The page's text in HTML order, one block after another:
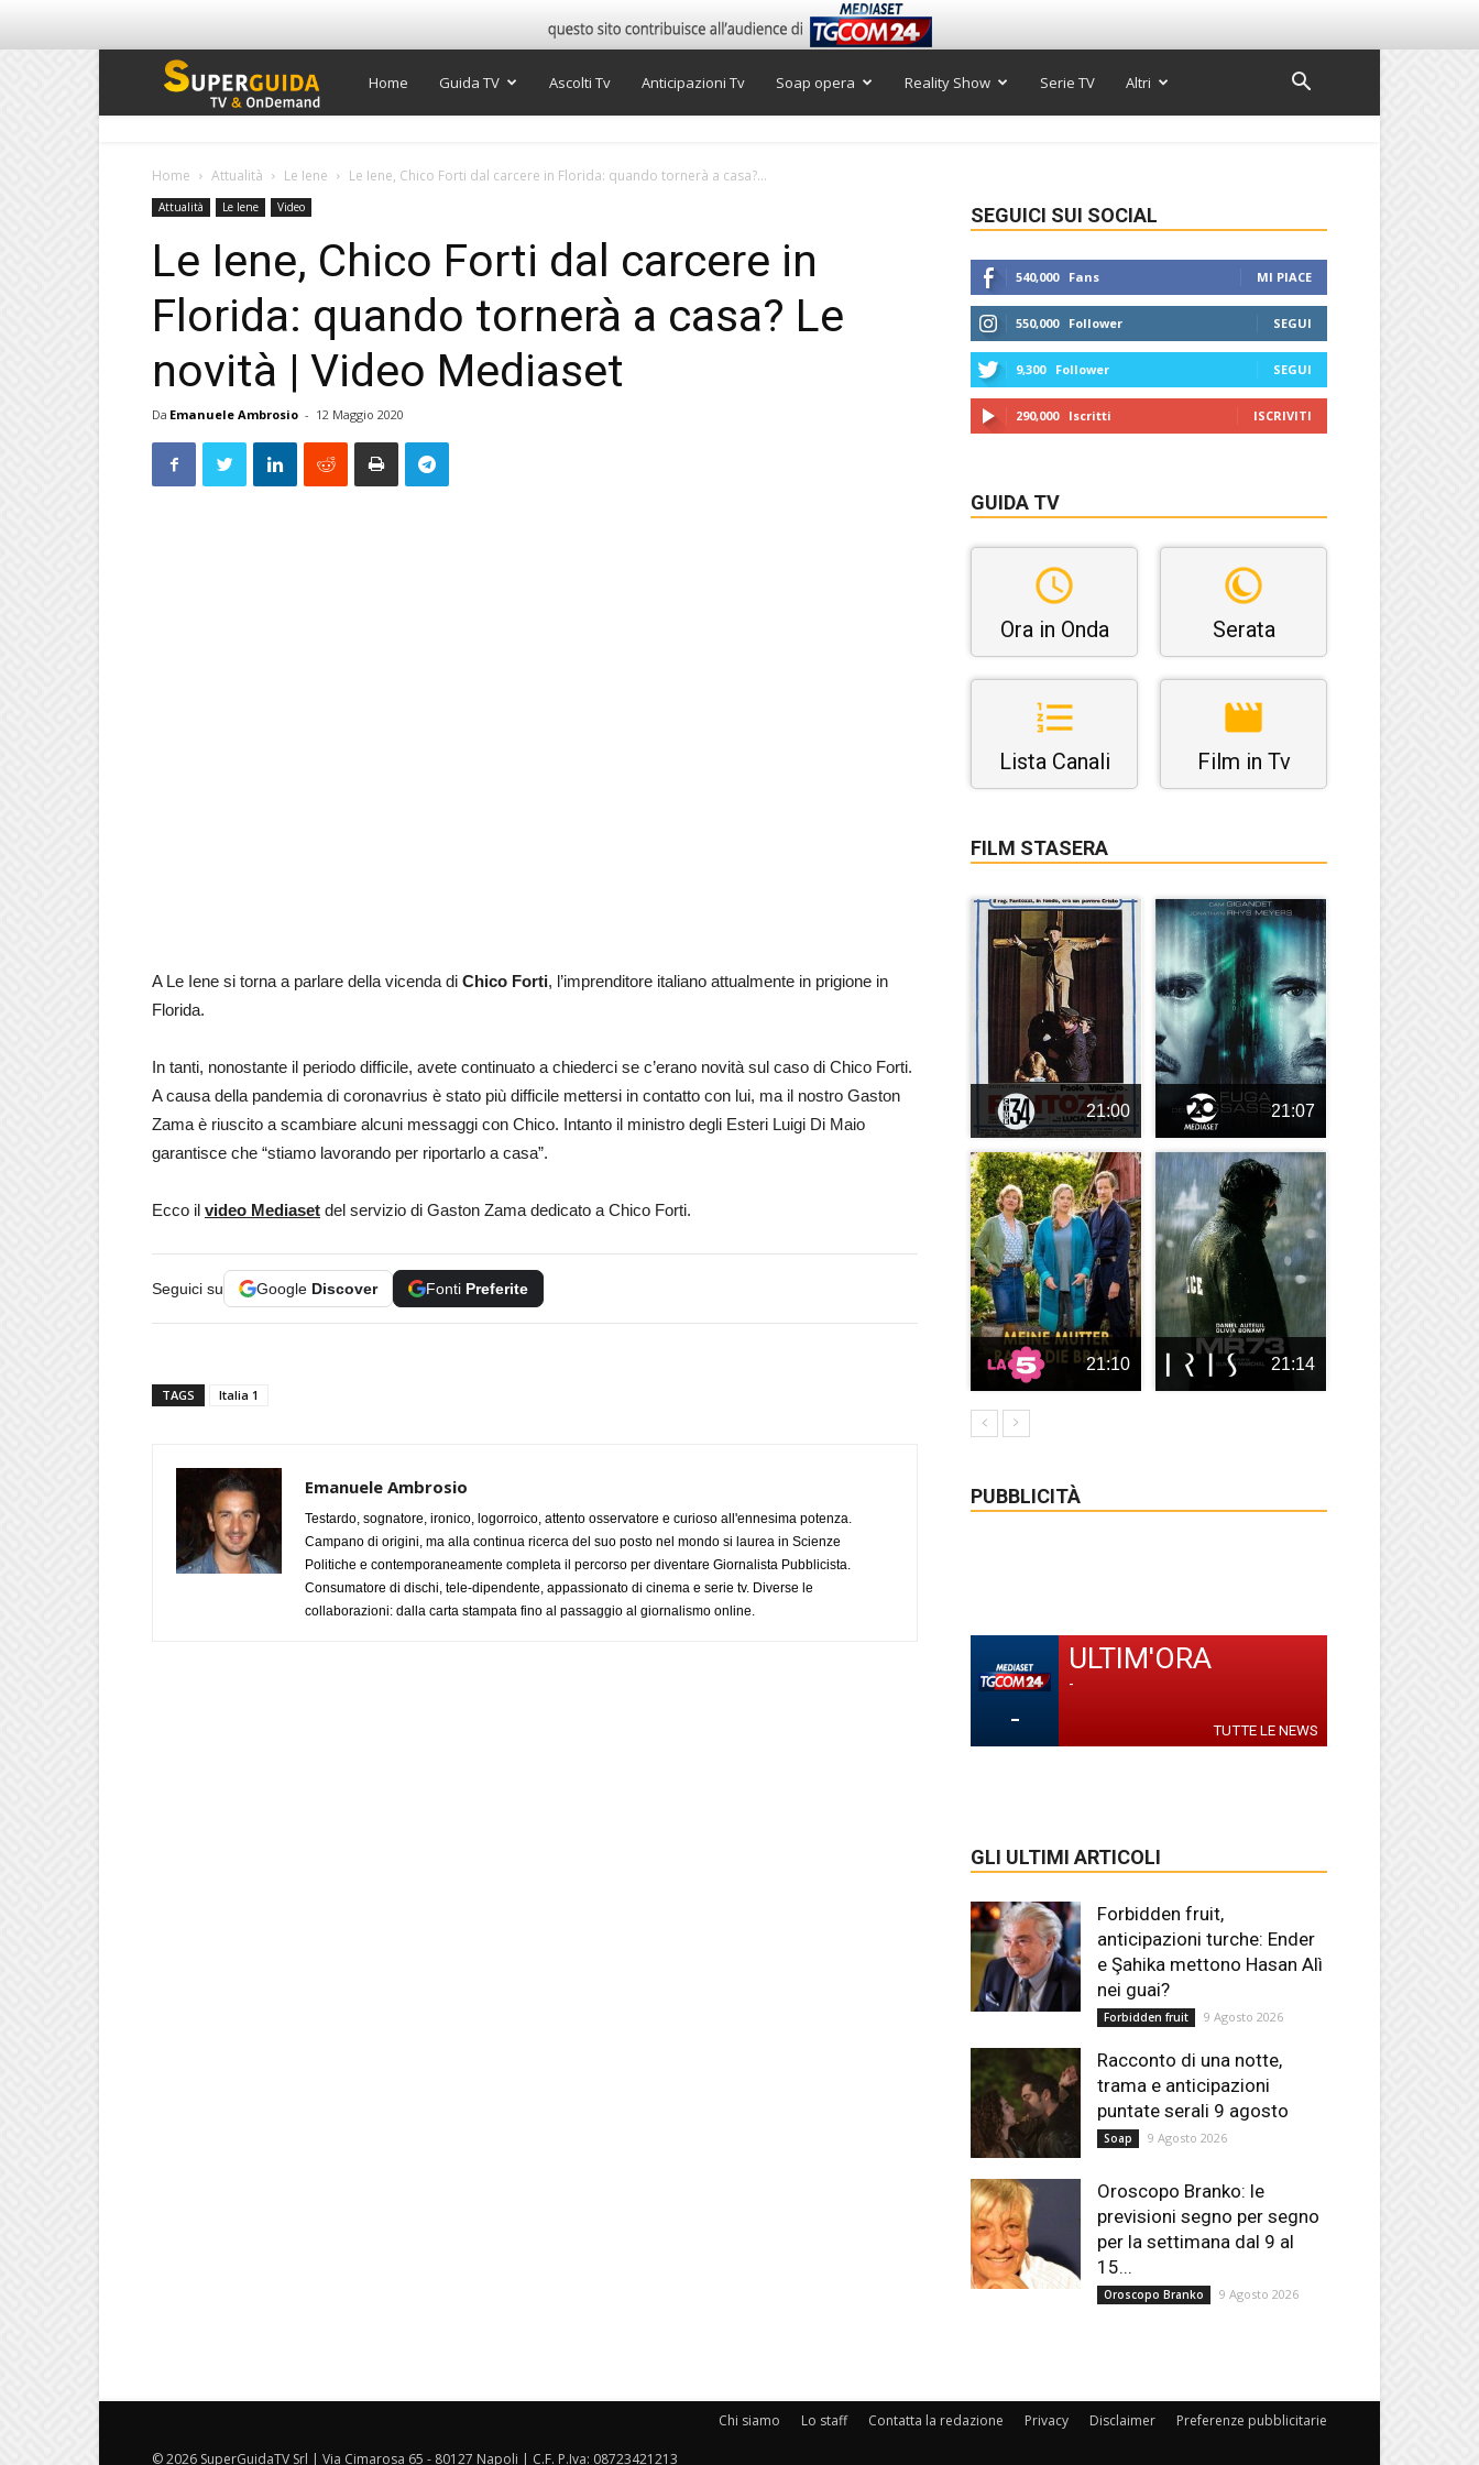
Super
Home Guida TV Ascolti Tv Anticipazioni Tv Soap opera Reality Show Serie TV Altri
Home Attualità Le Iene Le Iene, Chico Forti dal carcere in Florida: quando tornerà a casa?...
Attualità Le Iene Video
Le Iene, Chico Forti dal carcere in
Florida: quando tornerà a casa? Le
novità | Video Mediaset
Da Emanuele Ambrosio - 12 Maggio 2020
A Le Iene si torna a parlare della vicenda di Chico Forti, l’imprenditore italiano attualmente in prigione in
Florida.
In tanti, nonostante il periodo difficile, avete continuato a chiederci se c’erano novità sul caso di Chico Forti.
A causa della pandemia di coronavrius è stato più difficile mettersi in contatto con lui, ma il nostro Gaston
Zama è riuscito a scambiare alcuni messaggi con Chico. Intanto il ministro degli Esteri Luigi Di Maio
garantisce che “stiamo lavorando per riportarlo a casa”.
Ecco il video Mediaset del servizio di Gaston Zama dedicato a Chico Forti.
Seguici su Google Discover Fonti Preferite
TAGS Italia 1
Emanuele Ambrosio
Testardo, sognatore, ironico, logorroico, attento osservatore e curioso all'ennesima potenza.
Campano di origini, ma alla continua ricerca del suo posto nel mondo si laurea in Scienze
Politiche e contemporaneamente completa il percorso per diventare Giornalista Pubblicista.
Consumatore di dischi, tele-dipendente, appassionato di cinema e serie tv. Diverse le
collaborazioni: dalla carta stampata fino al passaggio al giornalismo online.
SEGUICI SUI SOCIAL
540,000 Fans MI PIACE
550,000 Follower SEGUI
9,300 Follower SEGUI
290,000 Iscritti ISCRIVITI
GUIDA TV
Ora in Onda Serata
Lista Canali Film in Tv
FILM STASERA
21:00 21:07
21:10 21:14
PUBBLICITÀ
-
ULTIM'ORA
-
TUTTE LE NEWS
GLI ULTIMI ARTICOLI
Forbidden fruit,
anticipazioni turche: Ender
e Şahika mettono Hasan Alì
nei guai?
Forbidden fruit 9 Agosto 2026
Racconto di una notte,
trama e anticipazioni
puntate serali 9 agosto
Soap 9 Agosto 2026
Oroscopo Branko: le
previsioni segno per segno
per la settimana dal 9 al
15...
Oroscopo Branko 9 Agosto 2026
Chi siamo Lo staff Contatta la redazione Privacy Disclaimer Preferenze pubblicitarie
© 2026 SuperGuidaTV Srl | Via Cimarosa 65 - 80127 Napoli | C.F. P.Iva: 08723421213